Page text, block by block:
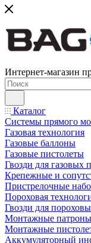
Интернет-магазин
Каталог
Системы прямого
Газовая технология
Газовые баллоны
Газовые пистолеты
Гвозди для газовых
Крепежные и
Пристрелочные
Пороховая
Гвозди для
Монтажные патроны
Монтажные
Аккумуляторный